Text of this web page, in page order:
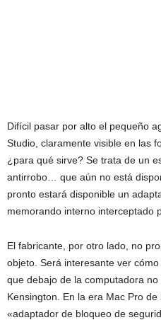
Difícil pasar por alto el pequeño
Studio, claramente visible en las
¿para qué sirve? Se trata de un
antirrobo… que aún no está
pronto estará disponible un
memorando interno interceptado
El fabricante, por otro lado, no
objeto. Será interesante ver
que debajo de la computadora
Kensington. En la era Mac Pro
«adaptador de bloqueo de